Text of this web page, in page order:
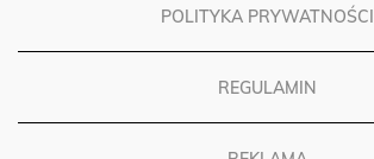
POLITYKA PRYWATNOŚCI
REGULAMIN